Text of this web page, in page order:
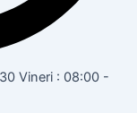
Vineri : 08:00 -